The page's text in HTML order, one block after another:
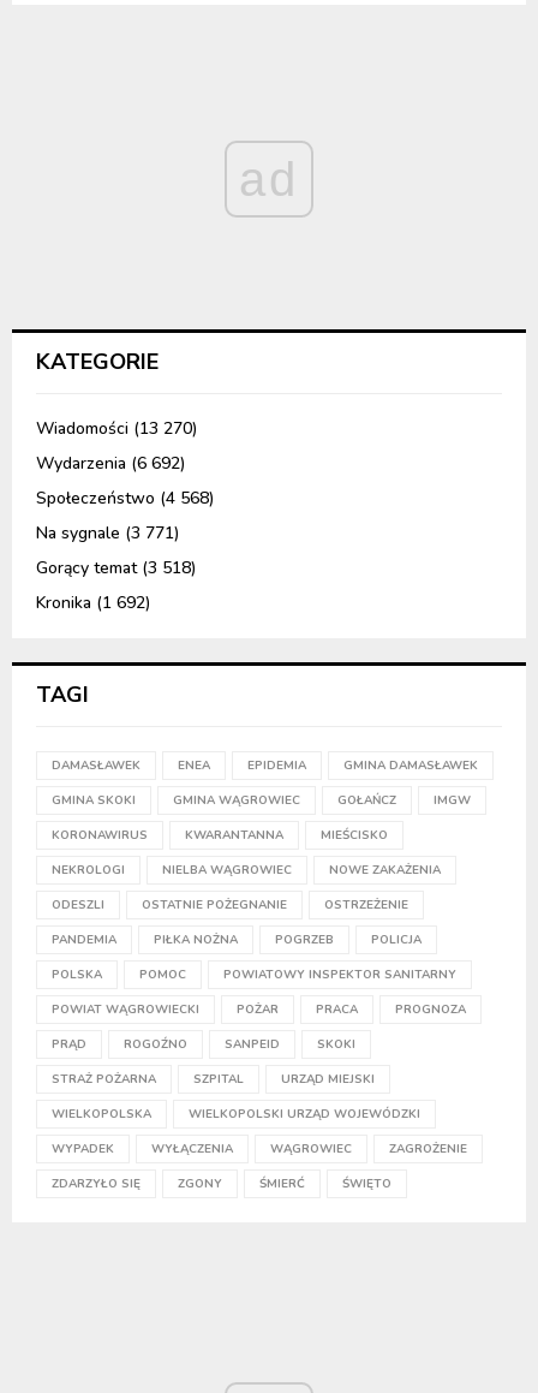
ad
KATEGORIE
Wiadomości (13 270)
Wydarzenia (6 692)
Społeczeństwo (4 568)
Na sygnale (3 771)
Gorący temat(3 518)
Kronika (1 692)
TAGI
DAMASŁAWEK ENEA EPIDEMIA GMINA DAMASŁAWEK
GMINA SKOKI GMINA WĄGROWIEC GOŁAŃCZ IMGW
KORONAWIRUS KWARANTANNA MIEŚCISKO
NEKROLOGI NIELBA WĄGROWIEC NOWE ZAKAŻENIA
ODESZLI OSTATNIE POŻEGNANIE OSTRZEŻENIE
PANDEMIA PIŁKA NOŻNA POGRZEB POLICJA
POLSKA POMOC POWIATOWY INSPEKTOR SANITARNY
POWIAT WĄGROWIECKI POŻAR PRACA PROGNOZA
PRĄD ROGOŹNO SANPEID SKOKI
STRAŻ POŻARNA SZPITAL URZĄD MIEJSKI
WIELKOPOLSKA WIELKOPOLSKI URZĄD WOJEWÓDZKI
WYPADEK WYŁĄCZENIA WĄGROWIEC ZAGROŻENIE
ZDARZYŁO SIĘ ZGONY ŚMIERĆ ŚWIĘTO